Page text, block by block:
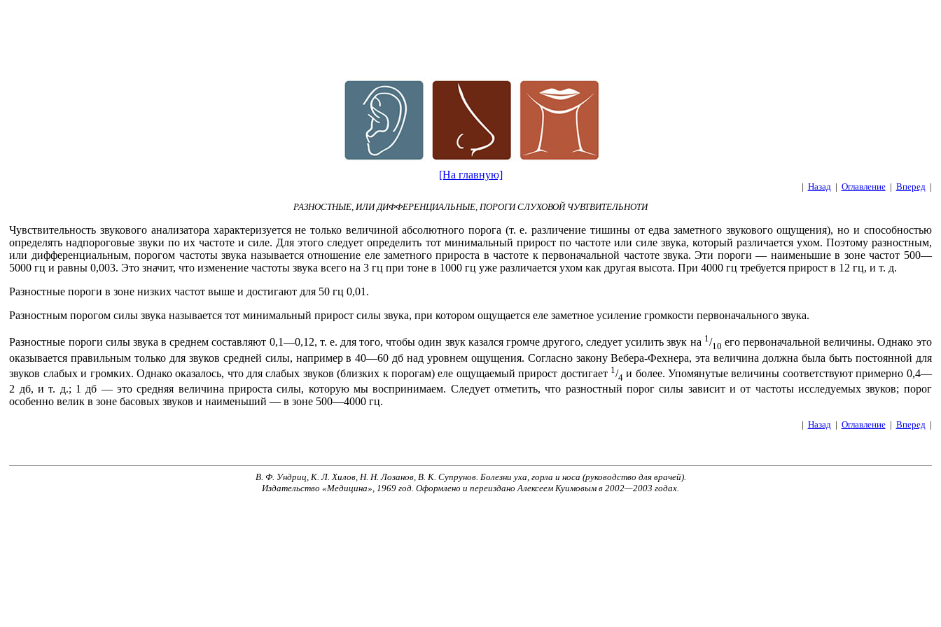
[На главную]
| Назад| Оглавление| Вперед|
РАЗНОСТНЫЕ, ИЛИ ДИФФЕРЕНЦИАЛЬНЫЕ, ПОРОГИ СЛУХОВОЙ ЧУВТВИТЕЛЬНОТИ
Чувствительность звукового анализатора характеризуется не только величиной абсолютного порога (т. е. различение тишины от едва заметного звукового ощущения), но и способностью
определять надпороговые звуки по их частоте и силе. Для этого следует определить тот минимальный прирост по частоте или силе звука, который различается ухом. Поэтому разностным,
или дифференциальным, порогом частоты звука называется отношение еле заметного прироста в частоте к первоначальной частоте звука. Эти пороги — наименьшие в зоне частот 500—
5000 гц и равны 0,003. Это значит, что изменение частоты звука всего на 3 гц при тоне в 1000 гц уже различается ухом как другая высота. При 4000 гц требуется прирост в 12 гц, и т. д.
Разностные пороги в зоне низких частот выше и достигают для 50 гц 0,01.
Разностным порогом силы звука называется тот минимальный прирост силы звука, при котором ощущается еле заметное усиление громкости первоначального звука.
Разностные пороги силы звука в среднем составляют 0,1—0,12, т. е. для того, чтобы один звук казался громче другого, следует усилить звук на 1/10 его первоначальной величины. Однако это
оказывается правильным только для звуков средней силы, например в 40—60 дб над уровнем ощущения. Согласно закону Вебера-Фехнера, эта величина должна была быть постоянной для
звуков слабых и громких. Однако оказалось, что для слабых звуков (близких к порогам) еле ощущаемый прирост достигает 1 /4 и более. Упомянутые величины соответствуют примерно 0,4—
2 дб, и т. д.; 1 дб — это средняя величина прироста силы, которую мы воспринимаем. Следует отметить, что разностный порог силы зависит и от частоты исследуемых звуков; порог
особенно велик в зоне басовых звуков и наименьший — в зоне 500—4000 гц.
| Назад| Оглавление| Вперед|
В. Ф. Ундриц, К. Л. Хилов, Н. Н. Лозанов, В. К. Супрунов. Болезни уха, горла и носа (руководство для врачей).
Издательство «Медицина», 1969 год. Оформлено и переиздано Алексеем Куимовым в 2002—2003 годах.